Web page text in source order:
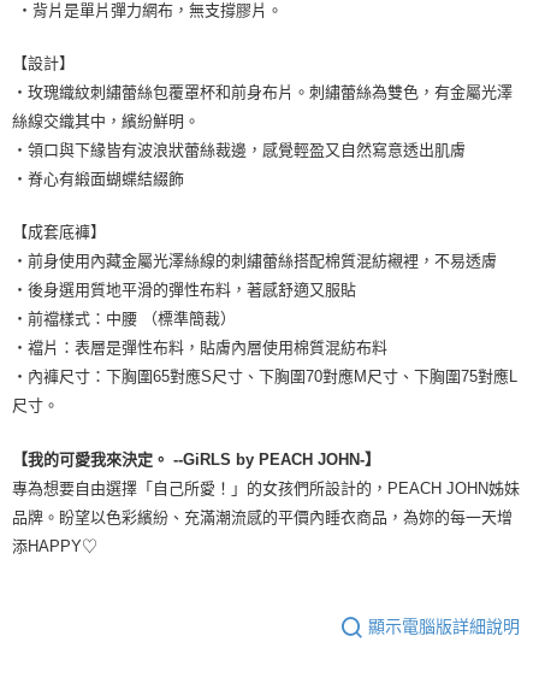
・背片是單片彈力網布，無支撐膠片。
【設計】
・玫瑰織紋刺繡蕾絲包覆罩杯和前身布片。刺繡蕾絲為雙色，有金屬光澤
絲線交織其中，繽紛鮮明。
・領口與下緣皆有波浪狀蕾絲裁邊，感覺輕盈又自然寫意透出肌膚
・脊心有緞面蝴蝶結綴飾
【成套底褲】
・前身使用內藏金屬光澤絲線的刺繡蕾絲搭配棉質混紡襯裡，不易透膚
・後身選用質地平滑的彈性布料，著感舒適又服貼
・前襠樣式：中腰 （標準簡裁）
・襠片：表層是彈性布料，貼膚內層使用棉質混紡布料
・內褲尺寸：下胸圍65對應S尺寸、下胸圍70對應M尺寸、下胸圍75對應L
尺寸。
【我的可愛我來決定。 --GiRLS by PEACH JOHN-】
專為想要自由選擇「自己所愛！」的女孩們所設計的，PEACH JOHN姊妹
品牌。盼望以色彩繽紛、充滿潮流感的平價內睡衣商品，為妳的每一天增
添HAPPY♡
顯示電腦版詳細說明